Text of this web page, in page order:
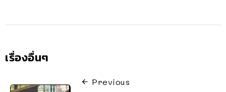
เรื่องอื่นๆ
Previous